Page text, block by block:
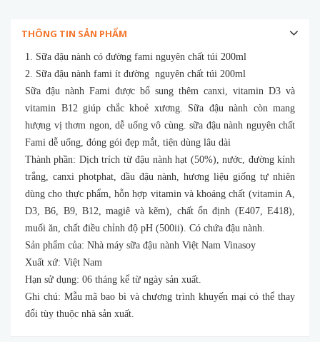
THÔNG TIN SẢN PHẨM
1. Sữa đậu nành có đường fami nguyên chất túi 200ml
2. Sữa đậu nành fami ít đường nguyên chất túi 200ml
Sữa đậu nành Fami được bổ sung thêm canxi, vitamin D3 và
vitamin B12 giúp chắc khoẻ xương. Sữa đậu nành còn mang
hượng vị thơm ngon, dễ uống vô cùng. sữa đậu nành nguyên chất
Fami dễ uống, đóng gói đẹp mắt, tiện dùng lâu dài
Thành phần: Dịch trích từ đậu nành hạt (50%), nước, đường kính
trắng, canxi photphat, dầu đậu nành, hương liệu giống tự nhiên
dùng cho thực phẩm, hỗn hợp vitamin và khoáng chất (vitamin A,
D3, B6, B9, B12, magiê và kẽm), chất ổn định (E407, E418),
muối ăn, chất điều chỉnh độ pH (500ii). Có chứa đậu nành.
Sản phẩm của: Nhà máy sữa đậu nành Việt Nam Vinasoy
Xuất xứ: Việt Nam
Hạn sử dụng: 06 tháng kể từ ngày sản xuất.
Ghi chú: Mẫu mã bao bì và chương trình khuyến mại có thể thay
đổi tùy thuộc nhà sản xuất.